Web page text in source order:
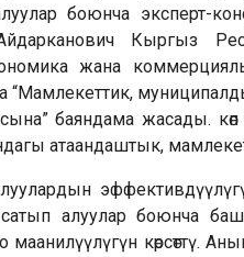
боюнча эксперт-
Кыргыз
жана
“Мамлекеттик,
баяндама жасады.
атаандаштык,
алуулар боюнча
маанилүүлүгүн